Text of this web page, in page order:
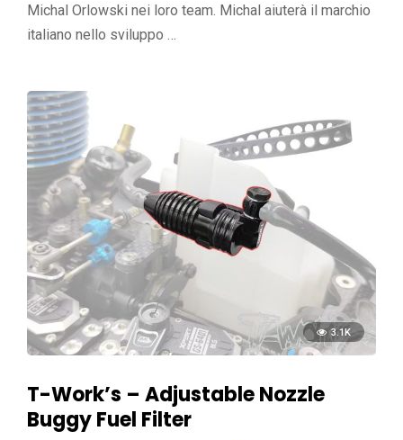
Michal Orlowski nei loro team. Michal aiuterà il marchio
italiano nello sviluppo …
3.1K
T-Work’s – Adjustable Nozzle
Buggy Fuel Filter